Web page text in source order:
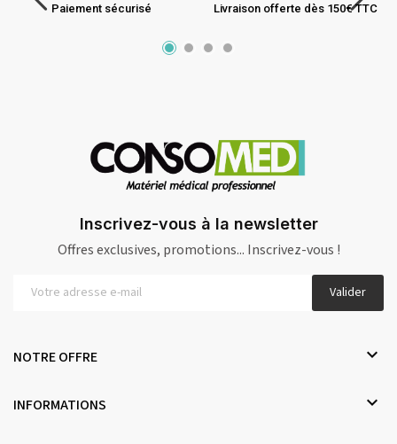
Paiement sécurisé Livraison offerte dès 150€ TTC
Inscrivez-vous à la newsletter
Offres exclusives, promotions... Inscrivez-vous !
Valider
NOTRE OFFRE 
INFORMATIONS 